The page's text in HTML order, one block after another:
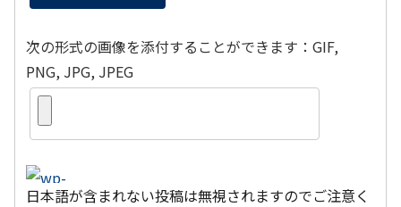
次の形式の画像を添付することができます：GIF,
PNG, JPG, JPEG
日本語が含まれない投稿は無視されますのでご注意く